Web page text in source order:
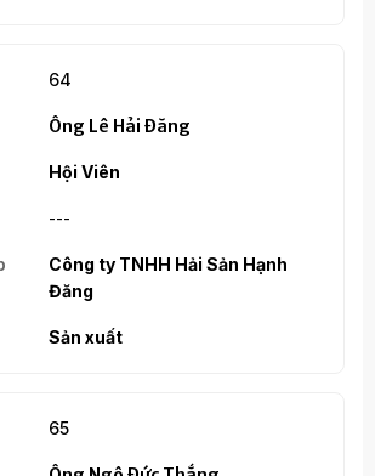
64
Ông Lê Hải Đăng
Hội Viên
---
Công ty TNHH Hải Sản Hạnh
Đăng
Sản xuất
65